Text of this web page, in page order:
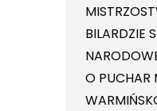
BILARDZIE
O PUCHAR